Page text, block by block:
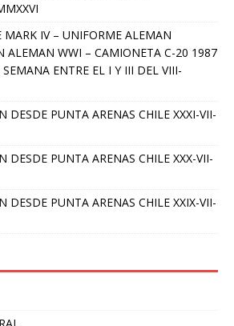
MARK IV – UNIFORME ALEMAN
ALEMAN WWI – CAMIONETA C-20 1987
ENTRE EL I Y III DEL VIII-
DESDE PUNTA ARENAS CHILE XXXI-VII-
DESDE PUNTA ARENAS CHILE XXX-VII-
DESDE PUNTA ARENAS CHILE XXIX-VII-